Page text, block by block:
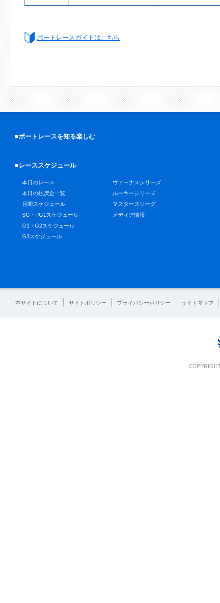
ボートレースガイドはこちら
■ボートレースを知る楽しむ
■レーススケジュール
本日のレース
本日の払戻金一覧
月間スケジュール
SG・PG1スケジュール
G1・G2スケジュール
G3スケジュール
ヴィーナスシリーズ
ルーキーシリーズ
マスターズリーグ
メディア情報
本サイトについて サイトポリシー プライバシーポリシー サイトマップ